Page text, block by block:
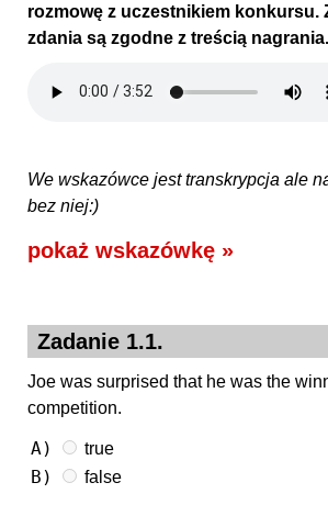
rozmowę z uczestnikiem konkursu.
zdania są zgodne z treścią nagrania.
We wskazówce jest transkrypcja ale
bez niej:)
pokaż wskazówkę »
Zadanie 1.1.
Joe was surprised that he was the
competition.
A) true
B) false